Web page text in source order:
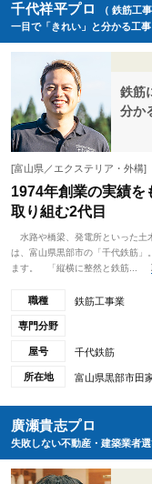
千代祥平プロ
（ 鉄筋工事
一目で「きれい」と分かる工
鉄筋
分か
[富山県／エクステリア・外構]
1974年創業の実績を
取り組む2代目
水路や橋梁、発電所といった土
は、富山県黒部市の「千代鉄筋」
ます。 「縦横に整然と鉄筋...
職種 鉄筋工事業
専門分野
屋号 千代鉄筋
所在地 富山県黒部市田
廣瀬貴志プロ
失敗しない不動産・建築業者